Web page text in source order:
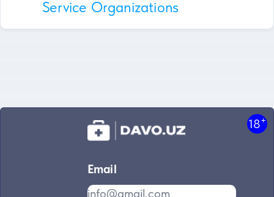
Service Organizations
18+
Email